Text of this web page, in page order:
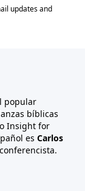
popular
bíblicas
Insight for
es Carlos